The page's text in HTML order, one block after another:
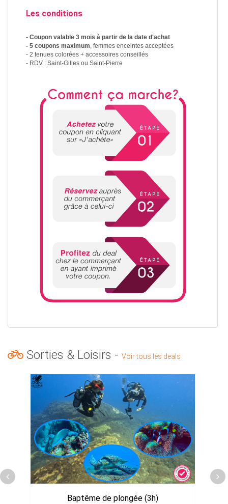
Les conditions
- Coupon valable 3 mois à partir de la date d'achat
- 5 coupons maximum, femmes enceintes acceptées
- 2 tenues colorées + accessoires conseillés
- RDV : Saint-Gilles ou Saint-Pierre
Sorties & Loisirs - Voir tous les deals
Baptême de plongée (3h)